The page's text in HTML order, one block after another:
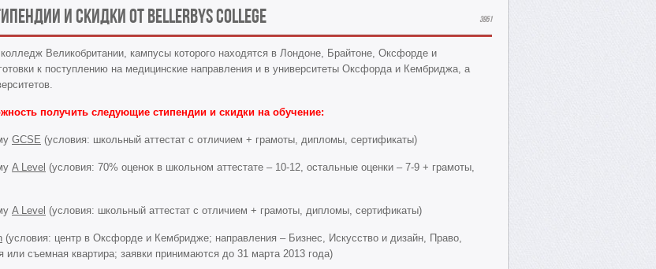
и скидки от Bellerbys College 3951
Великобритании, кампусы которого находятся в Лондоне, Брайтоне, Оксфорде и
к поступлению на медицинские направления и в университеты Оксфорда и Кембриджа, а
получить следующие стипендии и скидки на обучение:
GCSE (условия: школьный аттестат с отличием + грамоты, дипломы, сертификаты)
A Level (условия: 70% оценок в школьном аттестате – 10-12, остальные оценки – 7-9 + грамоты,
A Level (условия: школьный аттестат с отличием + грамоты, дипломы, сертификаты)
(условия: центр в Оксфорде и Кембридже; направления – Бизнес, Искусство и дизайн, Право,
съемная квартира; заявки принимаются до 31 марта 2013 года)